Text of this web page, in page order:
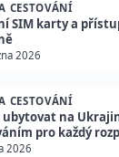
CESTOVÁNÍ
SIM karty a
2026
CESTOVÁNÍ
ubytovat na
pro každý
2026